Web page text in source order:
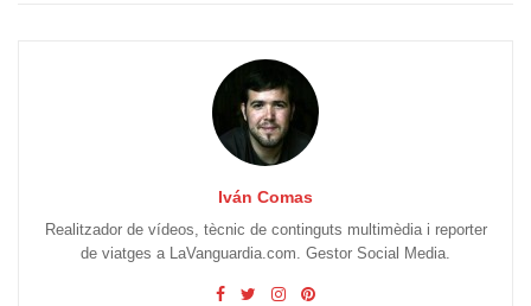
Iván Comas
Realitzador de vídeos, tècnic de continguts multimèdia i reporter
de viatges a LaVanguardia.com. Gestor Social Media.